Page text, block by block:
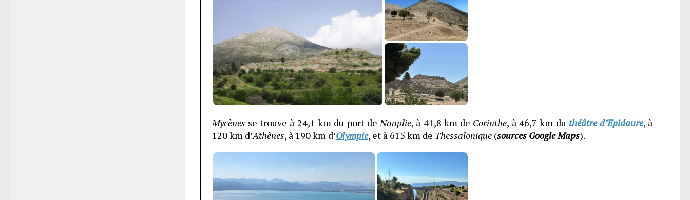
Mycènes se trouve à 24,1 km du port de Nauplie, à 41,8 km de Corinthe, à 46,7 km du théâtre d’Epidaure, à
120 km d’Athènes, à 190 km d’Olympie, et à 615 km de Thessalonique(sources Google Maps).